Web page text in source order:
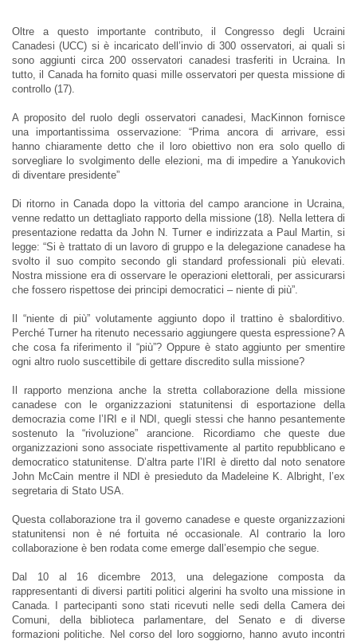
Oltre a questo importante contributo, il Congresso degli Ucraini
Canadesi (UCC) si è incaricato dell’invio di 300 osservatori, ai quali si
sono aggiunti circa 200 osservatori canadesi trasferiti in Ucraina. In
tutto, il Canada ha fornito quasi mille osservatori per questa missione di
controllo (17).
A proposito del ruolo degli osservatori canadesi, MacKinnon fornisce
una importantissima osservazione: “Prima ancora di arrivare, essi
hanno chiaramente detto che il loro obiettivo non era solo quello di
sorvegliare lo svolgimento delle elezioni, ma di impedire a Yanukovich
di diventare presidente”
Di ritorno in Canada dopo la vittoria del campo arancione in Ucraina,
venne redatto un dettagliato rapporto della missione (18). Nella lettera di
presentazione redatta da John N. Turner e indirizzata a Paul Martin, si
legge: “Si è trattato di un lavoro di gruppo e la delegazione canadese ha
svolto il suo compito secondo gli standard professionali più elevati.
Nostra missione era di osservare le operazioni elettorali, per assicurarsi
che fossero rispettose dei principi democratici – niente di più”.
Il “niente di più” volutamente aggiunto dopo il trattino è sbalorditivo.
Perché Turner ha ritenuto necessario aggiungere questa espressione? A
che cosa fa riferimento il “più”? Oppure è stato aggiunto per smentire
ogni altro ruolo suscettibile di gettare discredito sulla missione?
Il rapporto menziona anche la stretta collaborazione della missione
canadese con le organizzazioni statunitensi di esportazione della
democrazia come l’IRI e il NDI, quegli stessi che hanno pesantemente
sostenuto la “rivoluzione” arancione. Ricordiamo che queste due
organizzazioni sono associate rispettivamente al partito repubblicano e
democratico statunitense. D’altra parte l’IRI è diretto dal noto senatore
John McCain mentre il NDI è presieduto da Madeleine K. Albright, l’ex
segretaria di Stato USA.
Questa collaborazione tra il governo canadese e queste organizzazioni
statunitensi non è né fortuita né occasionale. Al contrario la loro
collaborazione è ben rodata come emerge dall’esempio che segue.
Dal 10 al 16 dicembre 2013, una delegazione composta da
rappresentanti di diversi partiti politici algerini ha svolto una missione in
Canada. I partecipanti sono stati ricevuti nelle sedi della Camera dei
Comuni, della biblioteca parlamentare, del Senato e di diverse
formazioni politiche. Nel corso del loro soggiorno, hanno avuto incontri